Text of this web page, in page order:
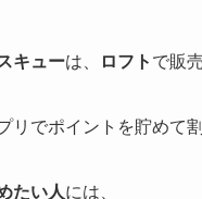
キューは、 ロフト で販
リでポイントを貯めて
たい人には、